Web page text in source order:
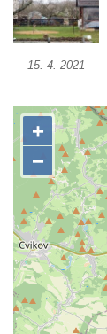
Sadech v
Socha
Českých
Sadech v
Poslední
Pražské
Socha
Českých
Socha
Sadech u
Sochy
15. 4. 2021